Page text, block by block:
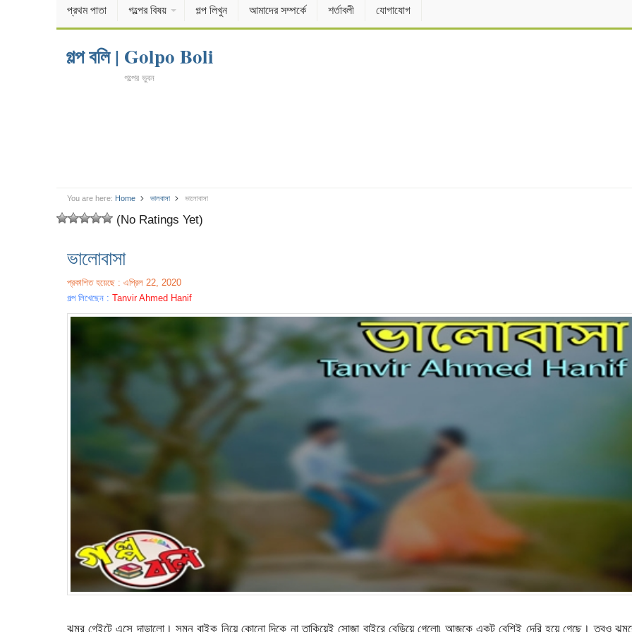
প্রথম পাতা গল্পের বিষয় গল্প লিখুন আমাদের সম্পর্কে শর্তাবলী যোগাযোগ
গল্প বলি | Golpo Boli
গল্পের ভুবন
You are here: Home ভালবাসা ভালোবাসা
(No Ratings Yet)
ভালোবাসা
প্রকাশিত হয়েছে : এপ্রিল 22, 2020
গল্প লিখেছেন : Tanvir Ahmed Hanif
ঝুমুর গেইটে এসে দাড়ালো। সুমন বাইক নিয়ে কোনো দিকে না তাকিয়েই সোজা বাইরে বেড়িয়ে গেলো৷ আজকে একটু বেশিই দেরি হয়ে গেছে। তবুও